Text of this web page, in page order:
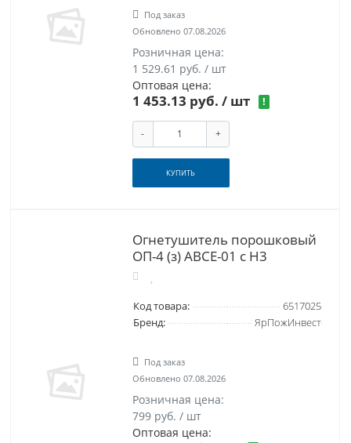
Под заказ
Обновлено 07.08.2026
Розничная цена:
1 529.61 руб. / шт
Оптовая цена:
1 453.13 руб. / шт !
- +
КУПИТЬ
Огнетушитель порошковый
ОП-4 (з) АВСЕ-01 с Н3
Код товара:
6517025
Бренд:
ЯрПожИнвест
Под заказ
Обновлено 07.08.2026
Розничная цена:
799 руб. / шт
Оптовая цена: